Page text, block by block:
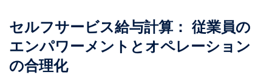
セルフサービス給与計算： 従業員の
エンパワーメントとオペレーション
の合理化